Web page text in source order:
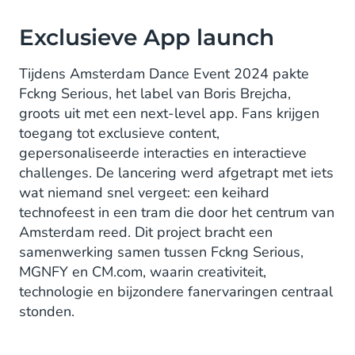
Exclusieve App launch
Tijdens Amsterdam Dance Event 2024 pakte
Fckng Serious, het label van Boris Brejcha,
groots uit met een next-level app. Fans krijgen
toegang tot exclusieve content,
gepersonaliseerde interacties en interactieve
challenges. De lancering werd afgetrapt met iets
wat niemand snel vergeet: een keihard
technofeest in een tram die door het centrum van
Amsterdam reed. Dit project bracht een
samenwerking samen tussen Fckng Serious,
MGNFY en CM.com, waarin creativiteit,
technologie en bijzondere fanervaringen centraal
stonden.